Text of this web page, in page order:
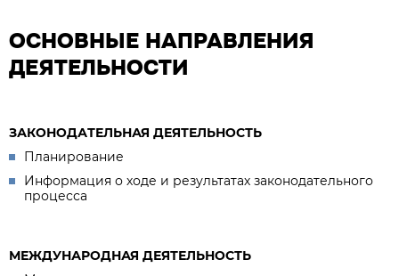
ОСНОВНЫЕ НАПРАВЛЕНИЯ
ДЕЯТЕЛЬНОСТИ
ЗАКОНОДАТЕЛЬНАЯ ДЕЯТЕЛЬНОСТЬ
Планирование
Информация о ходе и результатах законодательного
процесса
МЕЖДУНАРОДНАЯ ДЕЯТЕЛЬНОСТЬ